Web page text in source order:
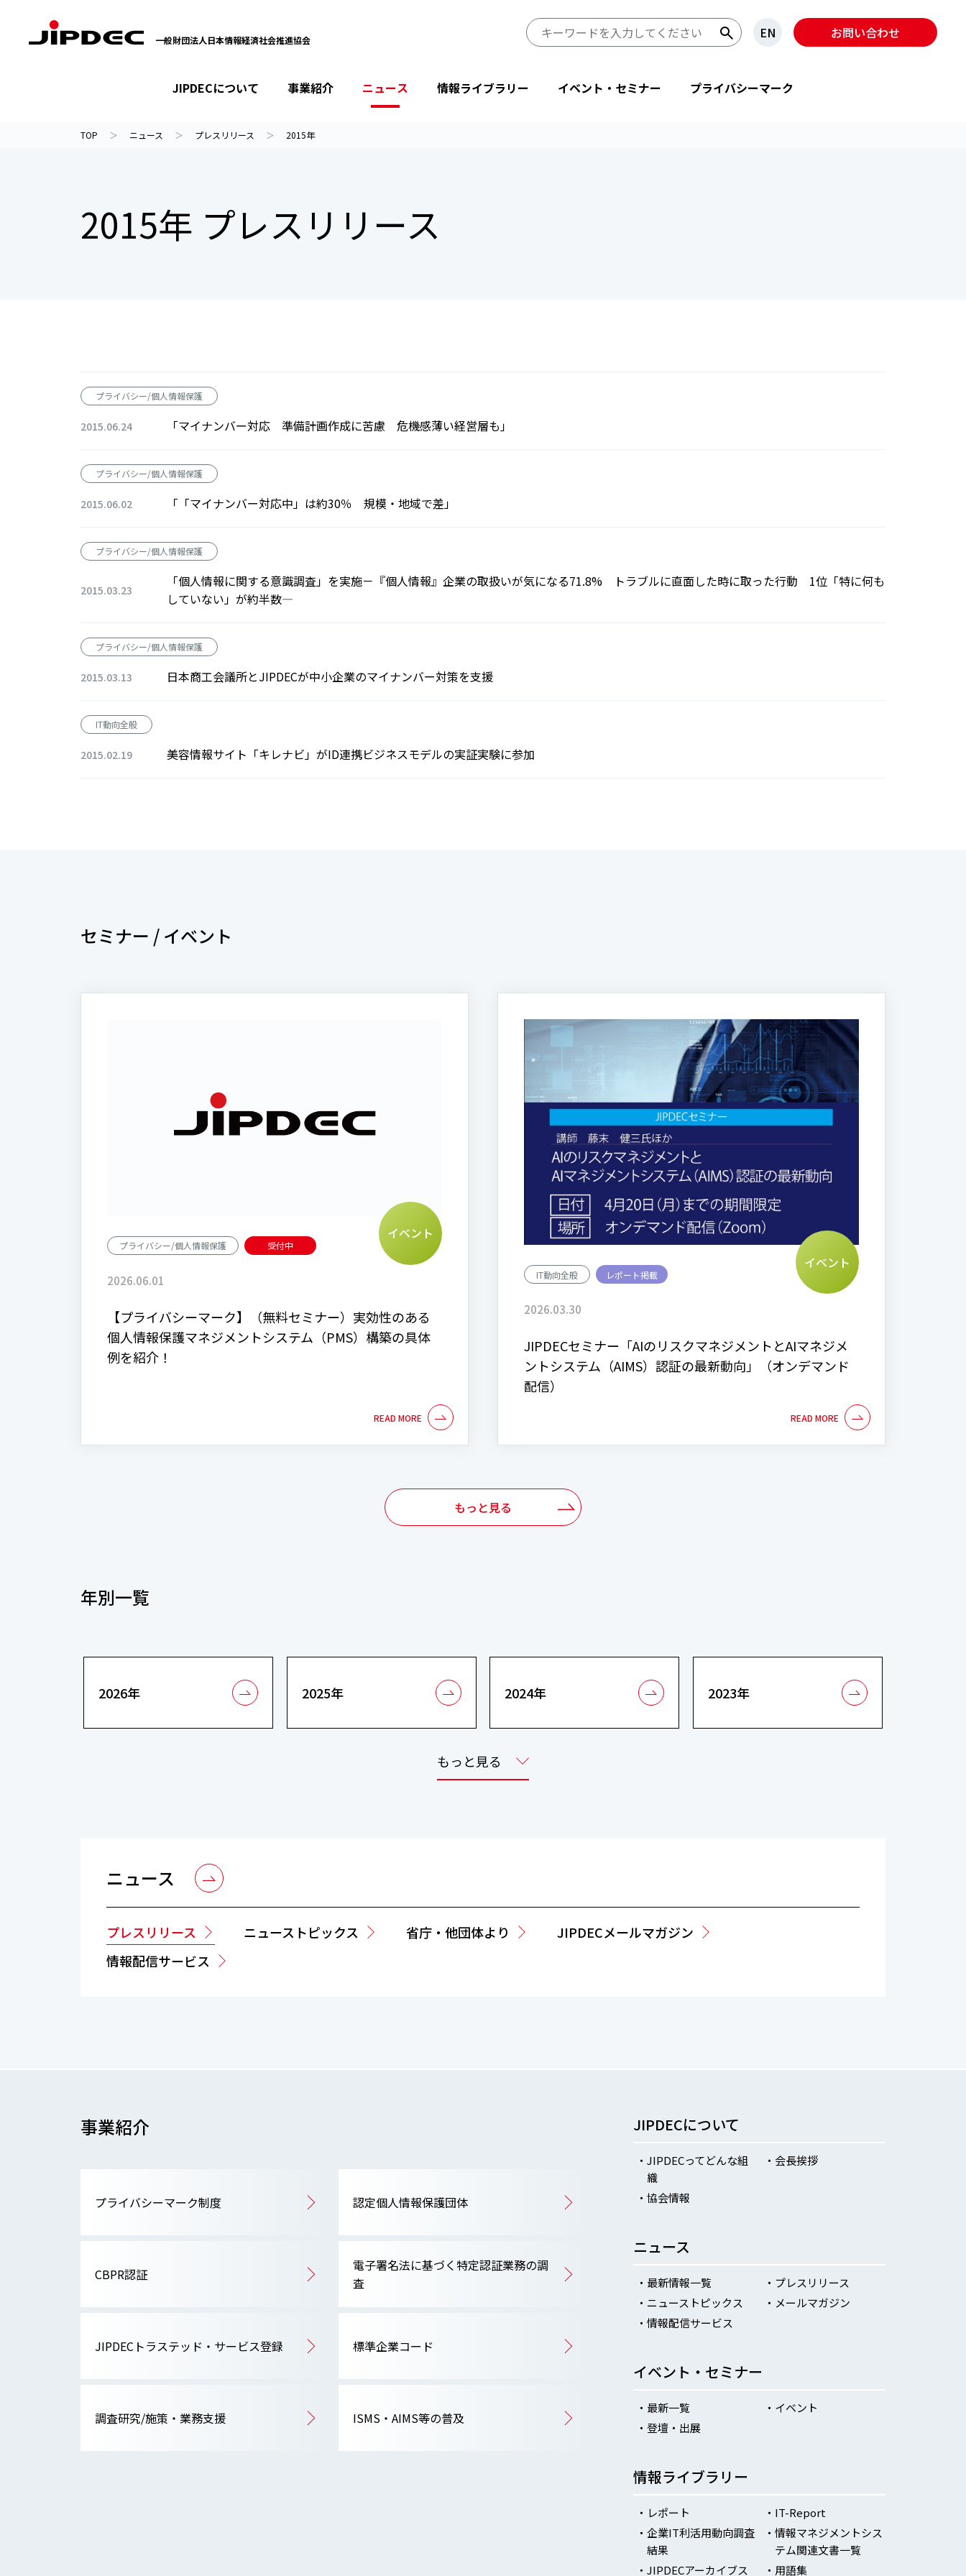
一般財団法人日本情報経済社会推進協会 EN お問い合わせ
JIPDECについて
協会情報
事業紹介
テーマから探す
ニュース
省庁・他団体より
情報ライブラリー
情報マネジメントシステム関連文書
イベント・セミナー
後援・協賛
プライバシーマーク
TOP ニュース プレスリリース 2015年
2015年 プレスリリース
プライバシー/個人情報保護
2015.06.24 「マイナンバー対応 準備計画作成に苦慮 危機感薄い経営層も」
プライバシー/個人情報保護
2015.06.02 「「マイナンバー対応中」は約30％ 規模・地域で差」
プライバシー/個人情報保護
2015.03.23
「個人情報に関する意識調査」を実施－『個人情報』企業の取扱いが気になる71.8% トラブルに直面した時に取った行動 1位「特に何も
していない」が約半数—
プライバシー/個人情報保護
2015.03.13 日本商工会議所とJIPDECが中小企業のマイナンバー対策を支援
IT動向全般
2015.02.19 美容情報サイト「キレナビ」がID連携ビジネスモデルの実証実験に参加
セミナー / イベント
プライバシー/個人情報保護 受付中
イベント
2026.06.01
【プライバシーマーク】（無料セミナー）実効性のある
個人情報保護マネジメントシステム（PMS）構築の具体
例を紹介！
IT動向全般 レポート掲載
イベント
2026.03.30
JIPDECセミナー「AIのリスクマネジメントとAIマネジメ
ントシステム（AIMS）認証の最新動向」（オンデマンド
配信）
もっと見る
年別一覧
2026年 2025年 2024年 2023年
もっと見る
ニュース
プレスリリース ニューストピックス 省庁・他団体より
JIPDECメールマガジン
情報配信サービス
事業紹介
プライバシーマーク制度 認定個人情報保護団体
CBPR認証
電子署名法に基づく特定認証業務の調
査
JIPDECトラステッド・サービス登録 標準企業コード
調査研究/施策・業務支援 ISMS・AIMS等の普及
JIPDECについて
JIPDECってどんな組
織
会長挨拶
協会情報
ニュース
最新情報一覧
プレスリリース
ニューストピックス
メールマガジン
情報配信サービス
イベント・セミナー
最新一覧
イベント
登壇・出展
情報ライブラリー
レポート
IT-Report
企業IT利活用動向調査
結果
情報マネジメントシス
テム関連文書一覧
JIPDECアーカイブス
用語集